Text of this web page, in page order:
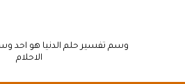
وسم تفسير حلم الدنيا هو احد
الاحلام